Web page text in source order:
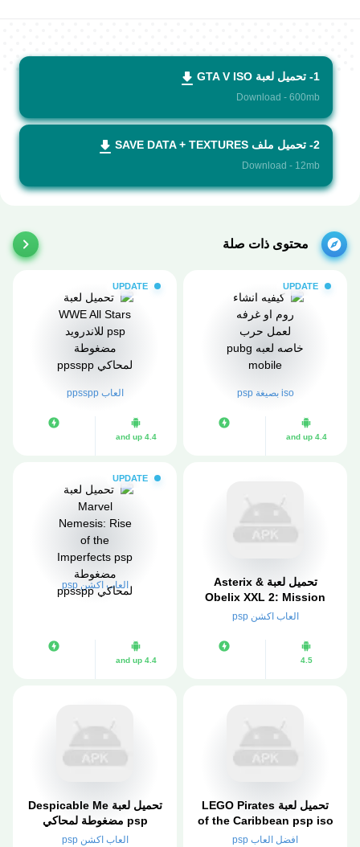
1- تحميل لعبة GTA V ISO
Download - 600mb
2- تحميل ملف SAVE DATA + TEXTURES
Download - 12mb
محتوى ذات صلة
UPDATE
iso بصيغة psp
4.4 and up
UPDATE
العاب ppsspp
4.4 and up
تحميل لعبة Asterix &
Obelix XXL 2: Mission
Wifix psp مضغوطة لمحاكي
العاب اكشن psp
4.5
UPDATE
العاب اكشن psp
4.4 and up
تحميل لعبة LEGO Pirates
of the Caribbean psp iso
مضغوطة لمحاكي ppsspp
افضل العاب psp
تحميل لعبة Despicable Me
psp مضغوطة لمحاكي
ppsspp
العاب اكشن psp